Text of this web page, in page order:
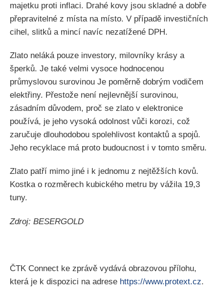
majetku proti inflaci. Drahé kovy jsou skladné a dobře
přepravitelné z místa na místo. V případě investičních
cihel, slitků a mincí navíc nezatížené DPH.
Zlato neláká pouze investory, milovníky krásy a
šperků. Je také velmi vysoce hodnocenou
průmyslovou surovinou Je poměrně dobrým vodičem
elektřiny. Přestože není nejlevnější surovinou,
zásadním důvodem, proč se zlato v elektronice
používá, je jeho vysoká odolnost vůči korozi, což
zaručuje dlouhodobou spolehlivost kontaktů a spojů.
Jeho recyklace má proto budoucnost i v tomto směru.
Zlato patří mimo jiné i k jednomu z nejtěžších kovů.
Kostka o rozměrech kubického metru by vážila 19,3
tuny.
Zdroj: BESERGOLD
ČTK Connect ke zprávě vydává obrazovou přílohu,
která je k dispozici na adrese https://www.protext.cz.